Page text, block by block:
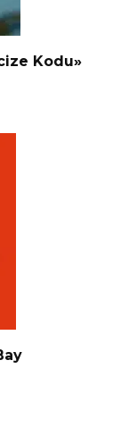
Kodu»